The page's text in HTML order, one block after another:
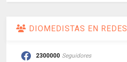
DIOMEDISTAS EN REDES
2300000 Seguidores